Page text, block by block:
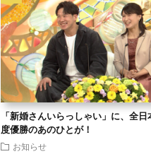
「新婚さんいらっしゃい」に、全
度優勝のあのひとが！
お知らせ